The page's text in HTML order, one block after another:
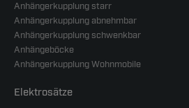
Anhängerkupplung starr
Anhängerkupplung abnehmbar
Anhängerkupplung schwenkbar
Anhängeböcke
Anhängerkupplung Wohnmobile
Elektrosätze